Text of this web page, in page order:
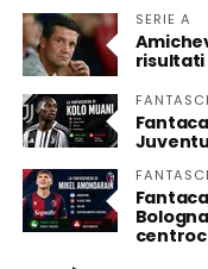
SERIE A
risultati